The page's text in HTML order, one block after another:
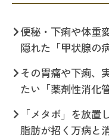
便秘・下痢や体重
隠れた「甲状腺の病
その胃痛や下痢、
たい「薬剤性消化
「メタボ」を放
脂肪が招く万病と